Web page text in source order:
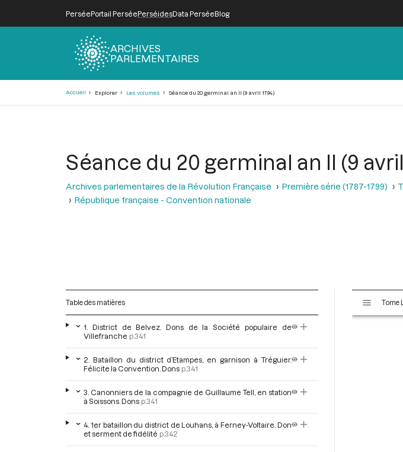
PerséePortail PerséePerséidesData PerséeBlog
ARCHIVES
PARLEMENTAIRES
Accueil Explorer Les volumes Séance du 20 germinal an II (9 avril 1794)
Séance du 20 germinal an II (9 avril
Archives parlementaires de la Révolution Française Première série (1787-1799)
République française - Convention nationale
Table des matières
1. District de Belvez. Dons de la Société populaire de
Villefranche p.341
2. Bataillon du district d’Etampes, en garnison à Tréguier.
Félicite la Convention. Dons p.341
3. Canonniers de la compagnie de Guillaume Tell, en station
à Soissons. Dons p.341
4. 1er bataillon du district de Louhans, à Ferney-Voltaire. Don
et serment de fidélité p.342
s
Tome